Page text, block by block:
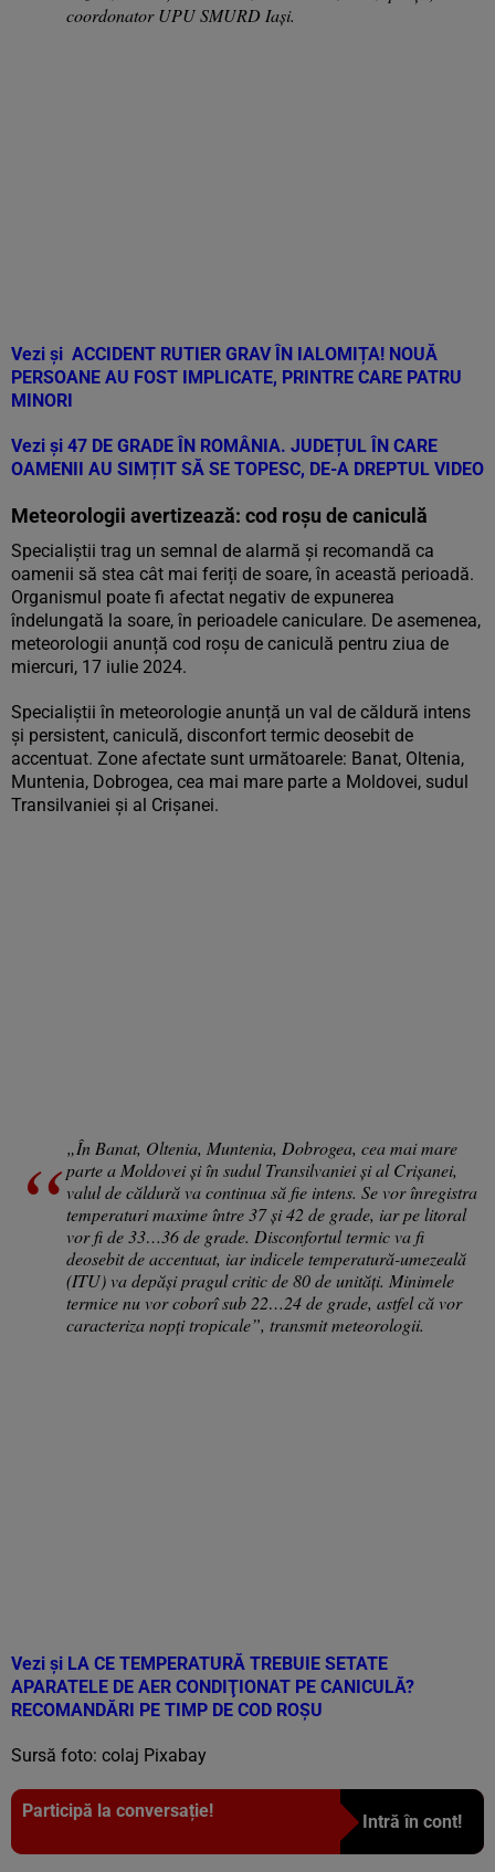
coordonator UPU SMURD Iaşi.
Vezi și ACCIDENT RUTIER GRAV ÎN IALOMIȚA! NOUĂ
PERSOANE AU FOST IMPLICATE, PRINTRE CARE PATRU
MINORI
Vezi și 47 DE GRADE ÎN ROMÂNIA. JUDEȚUL ÎN CARE
OAMENII AU SIMȚIT SĂ SE TOPESC, DE-A DREPTUL VIDEO
Meteorologii avertizează: cod roșu de caniculă
Specialiștii trag un semnal de alarmă și recomandă ca
oamenii să stea cât mai feriți de soare, în această perioadă.
Organismul poate fi afectat negativ de expunerea
îndelungată la soare, în perioadele caniculare. De asemenea,
meteorologii anunță cod roșu de caniculă pentru ziua de
miercuri, 17 iulie 2024.
Specialiștii în meteorologie anunță un val de căldură intens
și persistent, caniculă, disconfort termic deosebit de
accentuat. Zone afectate sunt următoarele: Banat, Oltenia,
Muntenia, Dobrogea, cea mai mare parte a Moldovei, sudul
Transilvaniei și al Crișanei.
„În Banat, Oltenia, Muntenia, Dobrogea, cea mai mare
parte a Moldovei și în sudul Transilvaniei și al Crișanei,
valul de căldură va continua să fie intens. Se vor înregistra
temperaturi maxime între 37 și 42 de grade, iar pe litoral
vor fi de 33…36 de grade. Disconfortul termic va fi
deosebit de accentuat, iar indicele temperatură-umezeală
(ITU) va depăși pragul critic de 80 de unități. Minimele
termice nu vor coborî sub 22…24 de grade, astfel că vor
caracteriza nopți tropicale”, transmit meteorologii.
Vezi și LA CE TEMPERATURĂ TREBUIE SETATE
APARATELE DE AER CONDIŢIONAT PE CANICULĂ?
RECOMANDĂRI PE TIMP DE COD ROŞU
Sursă foto: colaj Pixabay
Participă la conversație!
Intră în cont!